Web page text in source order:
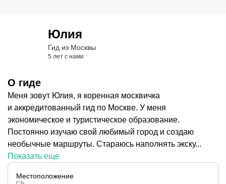
Юлия
Гид из Москвы
5 лет с нами
О гиде
Меня зовут Юлия, я коренная москвичка
и аккредитованный гид по Москве. У меня
экономическое и туристическое образование.
Постоянно изучаю свой любимый город и создаю
необычные маршруты. Стараюсь наполнять экску...
Показать еще
Местоположение